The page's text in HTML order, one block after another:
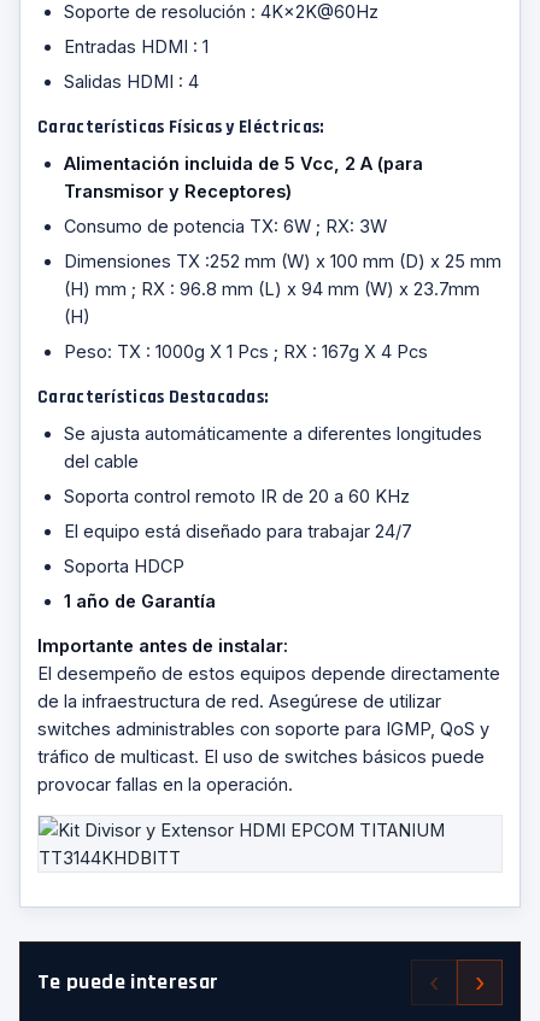
Soporte de resolución : 4K×2K@60Hz
Entradas HDMI : 1
Salidas HDMI : 4
Características Físicas y Eléctricas:
Alimentación incluida de 5 Vcc, 2 A (para
Transmisor y Receptores)
Consumo de potencia TX: 6W ; RX: 3W
Dimensiones TX :252 mm (W) x 100 mm (D) x 25 mm
(H) mm ; RX : 96.8 mm (L) x 94 mm (W) x 23.7mm
(H)
Peso: TX : 1000g X 1 Pcs ; RX : 167g X 4 Pcs
Características Destacadas:
Se ajusta automáticamente a diferentes longitudes
del cable
Soporta control remoto IR de 20 a 60 KHz
El equipo está diseñado para trabajar 24/7
Soporta HDCP
1 año de Garantía
Importante antes de instalar:
El desempeño de estos equipos depende directamente
de la infraestructura de red. Asegúrese de utilizar
switches administrables con soporte para IGMP, QoS y
tráfico de multicast. El uso de switches básicos puede
provocar fallas en la operación.
Te puede interesar ‹ ›